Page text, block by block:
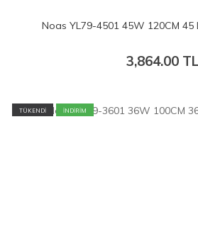
Noas YL79-4501 45W 120CM
3,864.00TL
TÜKENDİ İNDİRİM